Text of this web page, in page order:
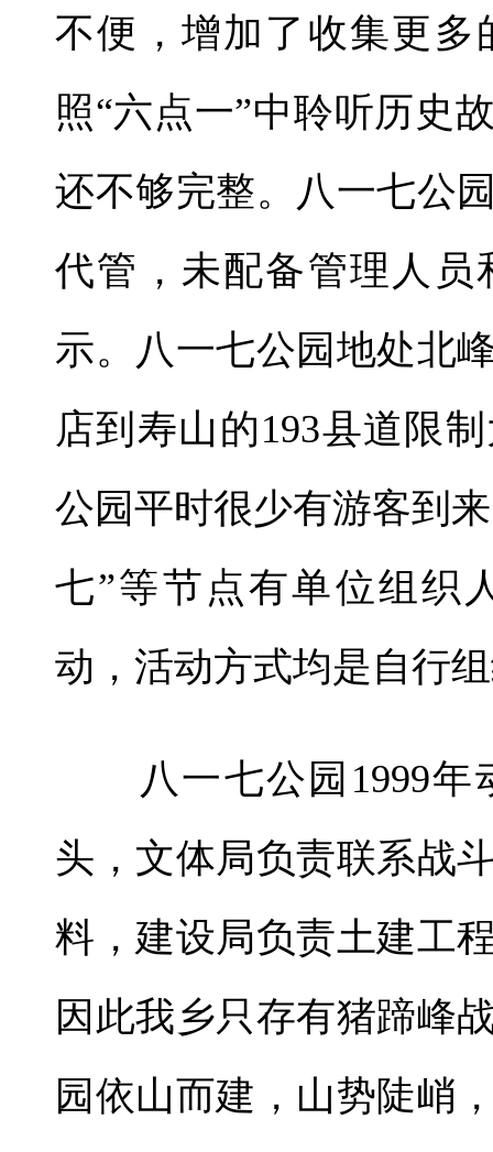
不便，增加了收集更
照“六点一”中聆听历史
还不够完整。八一七公
代管，未配备管理人
示。八一七公园地处北
店到寿山的193县道限
公园平时很少有游客到
七”等节点有单位组织
动，活动方式均是自行
八一七公园1999年
头，文体局负责联系战
料，建设局负责土建工
因此我乡只存有猪蹄峰
园依山而建，山势陡峭